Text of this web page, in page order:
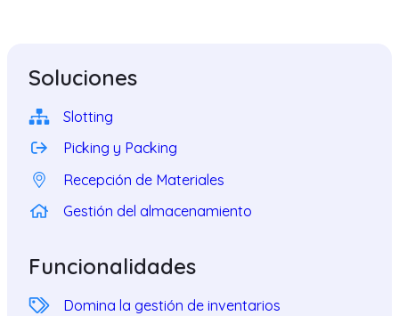
Soluciones
Slotting
Picking y Packing
Recepción de Materiales
Gestión del almacenamiento
Funcionalidades
Domina la gestión de inventarios